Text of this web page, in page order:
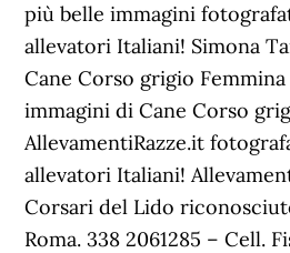
più belle immagini
allevatori Italiani! Simona
Cane Corso grigio
immagini di Cane Corso
AllevamentiRazze.it
allevatori Italiani!
Corsari del Lido
Roma. 338 2061285 – Cell.